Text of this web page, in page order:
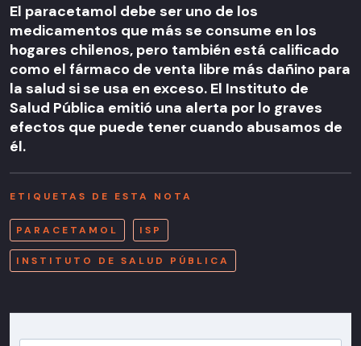
El paracetamol debe ser uno de los
medicamentos que más se consume en los
hogares chilenos, pero también está calificado
como el fármaco de venta libre más dañino para
la salud si se usa en exceso. El Instituto de
Salud Pública emitió una alerta por lo graves
efectos que puede tener cuando abusamos de
él.
ETIQUETAS DE ESTA NOTA
PARACETAMOL ISP
INSTITUTO DE SALUD PÚBLICA